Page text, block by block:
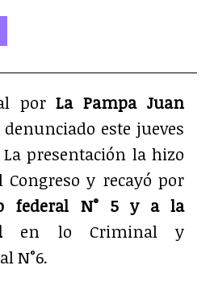
porLa Pampa Juan
este jueves
presentación la hizo
y recayó por
federal N° 5 y a la
en lo Criminal y
N°6.